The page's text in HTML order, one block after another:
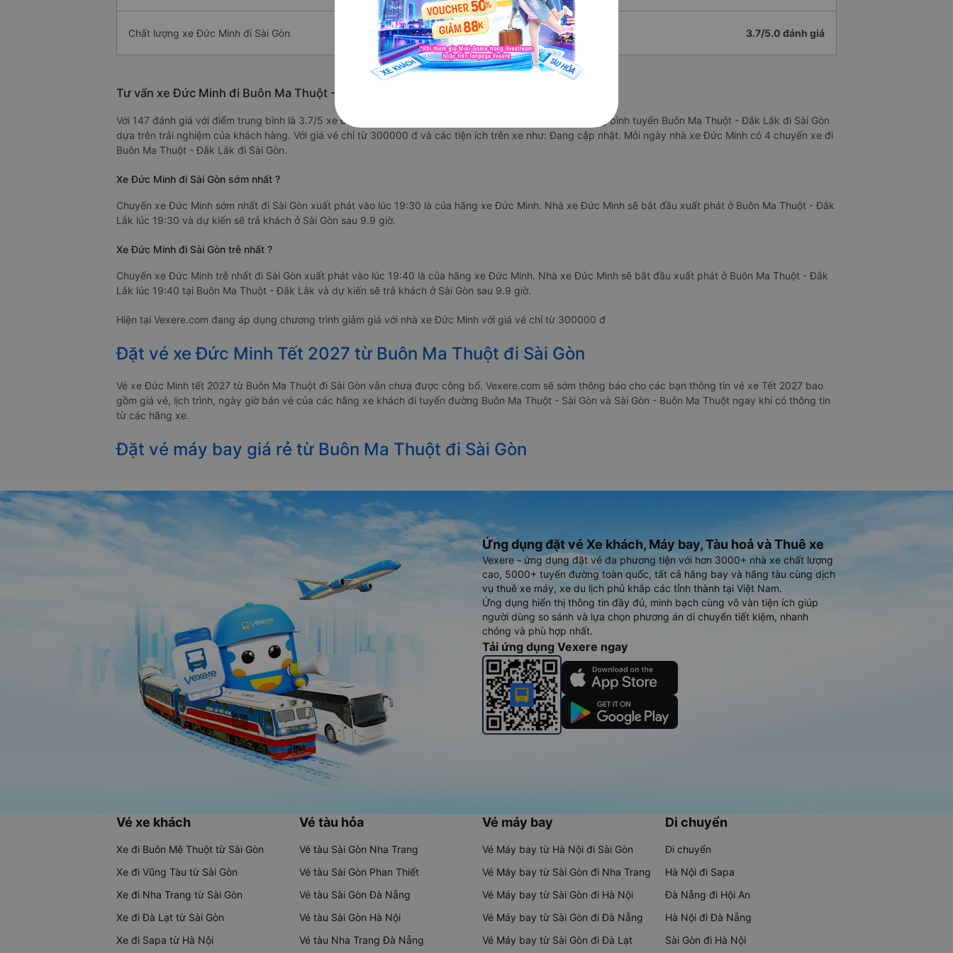
Chất lượng xe Đức Minh đi Sài Gòn 3.7/5.0 đánh giá
Tư vấn xe Đức Minh đi Buôn Ma Thuột - Đắk Lắk từ Sài Gòn
Với 147 đánh giá với điểm trung bình là 3.7/5 xe Đức Minh được đánh giá là xe khách có chất lượng Trung bình tuyến Buôn Ma Thuột - Đắk Lắk đi Sài Gòn
dựa trên trải nghiệm của khách hàng. Với giá vé chỉ từ 300000 đ và các tiện ích trên xe như: Đang cập nhật. Mỗi ngày nhà xe Đức Minh có 4 chuyến xe đi
Buôn Ma Thuột - Đắk Lắk đi Sài Gòn.
Xe Đức Minh đi Sài Gòn sớm nhất ?
Chuyến xe Đức Minh sớm nhất đi Sài Gòn xuất phát vào lúc 19:30 là của hãng xe Đức Minh. Nhà xe Đức Minh sẽ bắt đầu xuất phát ở Buôn Ma Thuột - Đắk
Lắk lúc 19:30 và dự kiến sẽ trả khách ở Sài Gòn sau 9.9 giờ.
Xe Đức Minh đi Sài Gòn trễ nhất ?
Chuyến xe Đức Minh trễ nhất đi Sài Gòn xuất phát vào lúc 19:40 là của hãng xe Đức Minh. Nhà xe Đức Minh sẽ bắt đầu xuất phát ở Buôn Ma Thuột - Đắk
Lắk lúc 19:40 tại Buôn Ma Thuột - Đắk Lắk và dự kiến sẽ trả khách ở Sài Gòn sau 9.9 giờ.
Hiện tại Vexere.com đang áp dụng chương trình giảm giá với nhà xe Đức Minh với giá vé chỉ từ 300000 đ
Đặt vé xe Đức Minh Tết 2027 từ Buôn Ma Thuột đi Sài Gòn
Vé xe Đức Minh tết 2027 từ Buôn Ma Thuột đi Sài Gòn vẫn chưa được công bố. Vexere.com sẽ sớm thông báo cho các bạn thông tin vé xe Tết 2027 bao
gồm giá vé, lịch trình, ngày giờ bán vé của các hãng xe khách đi tuyến đường Buôn Ma Thuột - Sài Gòn và Sài Gòn - Buôn Ma Thuột ngay khi có thông tin
từ các hãng xe.
Đặt vé máy bay giá rẻ từ Buôn Ma Thuột đi Sài Gòn
Ứng dụng đặt vé Xe khách, Máy bay, Tàu hoả và Thuê xe
Vexere - ứng dụng đặt vé đa phương tiện với hơn 3000+ nhà xe chất lượng
cao, 5000+ tuyến đường toàn quốc, tất cả hãng bay và hãng tàu cùng dịch
vụ thuê xe máy, xe du lịch phủ khắp các tỉnh thành tại Việt Nam.
Ứng dụng hiển thị thông tin đầy đủ, minh bạch cùng vô vàn tiện ích giúp
người dùng so sánh và lựa chọn phương án di chuyển tiết kiệm, nhanh
chóng và phù hợp nhất.
Tải ứng dụng Vexere ngay
Vé xe khách
Xe đi Buôn Mê Thuột từ Sài Gòn
Xe đi Vũng Tàu từ Sài Gòn
Xe đi Nha Trang từ Sài Gòn
Xe đi Đà Lạt từ Sài Gòn
Xe đi Sapa từ Hà Nội
Vé tàu hỏa
Vé tàu Sài Gòn Nha Trang
Vé tàu Sài Gòn Phan Thiết
Vé tàu Sài Gòn Đà Nẵng
Vé tàu Sài Gòn Hà Nội
Vé tàu Nha Trang Đà Nẵng
Vé máy bay
Vé Máy bay từ Hà Nội đi Sài Gòn
Vé Máy bay từ Sài Gòn đi Nha Trang
Vé Máy bay từ Sài Gòn đi Hà Nội
Vé Máy bay từ Sài Gòn đi Đà Nẵng
Vé Máy bay từ Sài Gòn đi Đà Lạt
Di chuyển
Di chuyển
Hà Nội đi Sapa
Đà Nẵng đi Hội An
Hà Nội đi Đà Nẵng
Sài Gòn đi Hà Nội